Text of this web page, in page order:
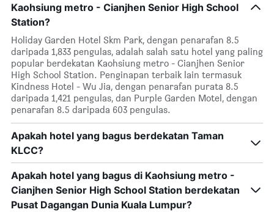
Kaohsiung metro - Cianjhen Senior High School
Station?
Holiday Garden Hotel Skm Park, dengan penarafan 8.5
daripada 1,833 pengulas, adalah salah satu hotel yang paling
popular berdekatan Kaohsiung metro - Cianjhen Senior
High School Station. Penginapan terbaik lain termasuk
Kindness Hotel - Wu Jia, dengan penarafan purata 8.5
daripada 1,421 pengulas, dan Purple Garden Motel, dengan
penarafan 8.5 daripada 603 pengulas.
Apakah hotel yang bagus berdekatan Taman
KLCC?
Apakah hotel yang bagus di Kaohsiung metro -
Cianjhen Senior High School Station berdekatan
Pusat Dagangan Dunia Kuala Lumpur?